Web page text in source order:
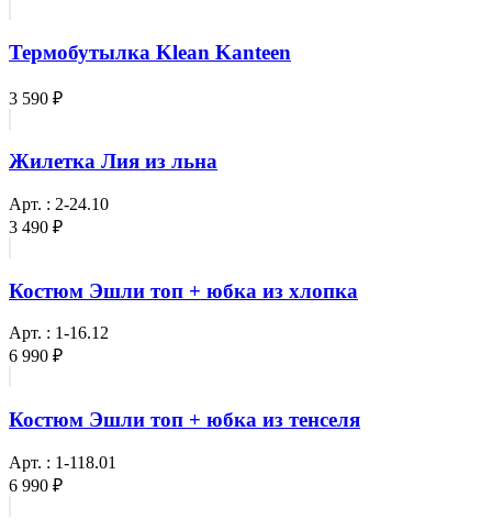
Термобутылка Klean Kanteen
3 590 ₽
Жилетка Лия из льна
Арт. : 2-24.10
3 490 ₽
Костюм Эшли топ + юбка из хлопка
Арт. : 1-16.12
6 990 ₽
Костюм Эшли топ + юбка из тенселя
Арт. : 1-118.01
6 990 ₽